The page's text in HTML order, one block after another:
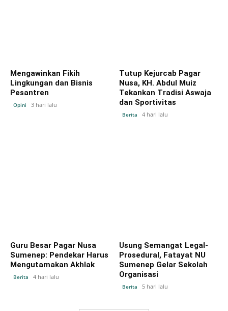
Mengawinkan Fikih
Lingkungan dan Bisnis
Pesantren
Opini 3 hari lalu
Tutup Kejurcab Pagar
Nusa, KH. Abdul Muiz
Tekankan Tradisi Aswaja
dan Sportivitas
Berita 4 hari lalu
Guru Besar Pagar Nusa
Sumenep: Pendekar Harus
Mengutamakan Akhlak
Berita 4 hari lalu
Usung Semangat Legal-
Prosedural, Fatayat NU
Sumenep Gelar Sekolah
Organisasi
Berita 5 hari lalu